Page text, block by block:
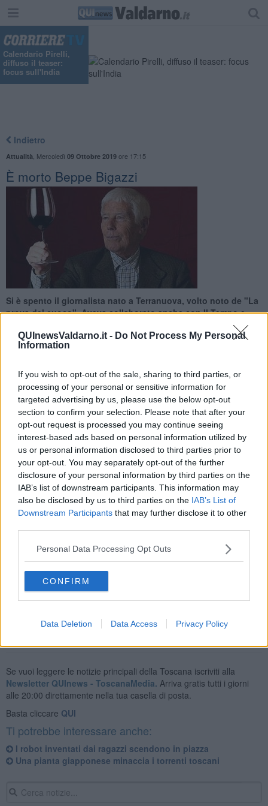
QUInewsValdarno.it - Do Not Process My Personal
Information
If you wish to opt-out of the sale, sharing to third parties, or
processing of your personal or sensitive information for
targeted advertising by us, please use the below opt-out
section to confirm your selection. Please note that after your
opt-out request is processed you may continue seeing
interest-based ads based on personal information utilized by
us or personal information disclosed to third parties prior to
your opt-out. You may separately opt-out of the further
disclosure of your personal information by third parties on the
IAB’s list of downstream participants. This information may
also be disclosed by us to third parties on the IAB’s List of
Downstream Participants that may further disclose it to other
Personal Data Processing Opt Outs
CONFIRM
Data Deletion Data Access Privacy Policy
Calendario Pirelli,
diffuso il teaser:
focus sull'India
Indietro
Attualità Mercoledì 09 Ottobre 2019ore 17:15
È morto Beppe Bigazzi
Si è spento il giornalista nato a Terranuova, volto noto de "La
prova del cuoco". Aveva collaborato anche con Il Tempo e
TERRANUOVA BRACCIOLINI —Lutto nel mondo del giornalismo
per la scomparsa di Giuseppe Bigazzi, per tutti "Beppe". Esperto di
gastronomia, è diventato un volto della tv grazie alla partecipazione
al programma "La prova del cuoco" sotto la conduzione di
Antonella Clerici. Nel 2010 fu sospeso dalla Rai per aver dato
consigli su come cucinare i gatti. Bigazzi era nato a Terranuova
Bracciolini il 20 gennaio del 1933.
Bigazzi inizia a dedicarsi alla sua passione per la gastronomia
curando, dal 1997 al 1999, sul quotidiano Il Tempola rubrica
Luoghi di Delizia .
In televisione fino al 2000 partecipa a Unomattina con una rubrica
"La borsa della spesa", poi
Antonella Clerici.
Se vuoi leggere le notizie principali della Toscana iscriviti alla
Newsletter QUInews - ToscanaMedia. Arriva gratis tutti i giorni
alle 20:00 direttamente nella tua casella di posta.
Basta cliccare QUI
Ti potrebbe interessare anche:
I robot inventati dai ragazzi scendono in piazza
Una pianta giapponese minaccia i torrenti toscani